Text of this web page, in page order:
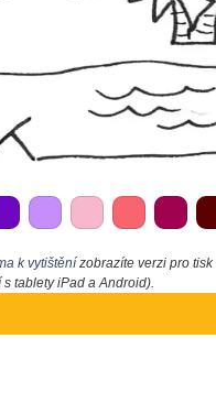
k vytištěnízobrazíte verzi pro tisk
tablety iPad a Android).